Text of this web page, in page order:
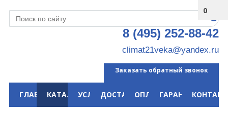
0
8 (495) 252-88-42
climat21veka@yandex.ru
Заказать обратный звонок
ГЛАВНАЯКАТАЛОГУСЛУГИДОСТАВКАОПЛАТАГАРАНТИЯ